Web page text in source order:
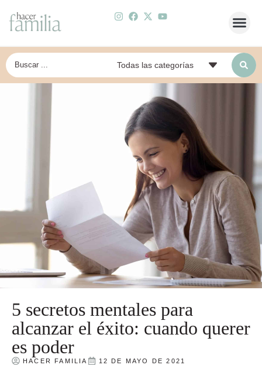
5 secretos mentales para
alcanzar el éxito: cuando querer
es poder
HACER FAMILIA 12 DE MAYO DE 2021